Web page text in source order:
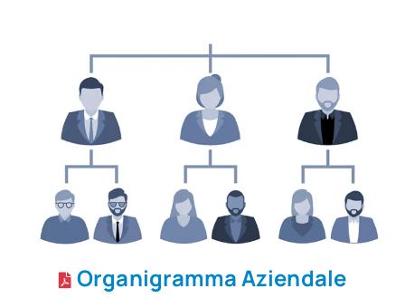
Organigramma Aziendale